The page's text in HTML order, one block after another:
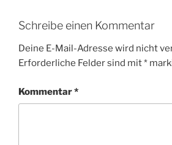
Schreibe einen Kommentar
Deine E-Mail-Adresse wird nicht
Erforderliche Felder sind mit*
Kommentar*